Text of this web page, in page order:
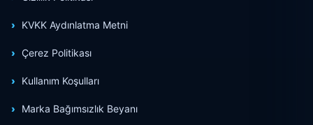
KVKK Aydınlatma Metni
Çerez Politikası
Kullanım Koşulları
Marka Bağımsızlık Beyanı